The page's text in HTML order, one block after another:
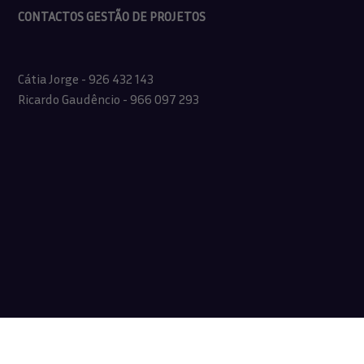
CONTACTOS GESTÃO DE PROJETOS
Cátia Jorge - 926 432 143
Ricardo Gaudêncio - 966 097 293